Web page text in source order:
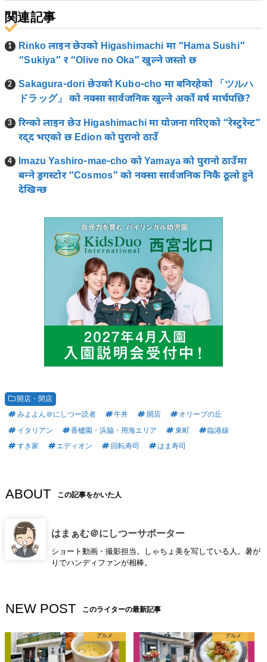
関連記事
Rinko लाइन छेउको Higashimachi मा “Hama Sushi”
“Sukiya” र “Olive no Oka” खुल्ने जस्तो छ
Sakagura-dori छेउको Kubo-cho मा बनिरहेको 「ツルハ
ドラッグ」 को नक्सा सार्वजनिक खुल्ने अर्को वर्ष मार्चपछि?
रिन्को लाइन छेउ Higashimachi मा योजना गरिएको “रेस्टुरेन्ट”
रद्द भएको छ Edion को पुरानो ठाउँ
Imazu Yashiro-mae-cho को Yamaya को पुरानो ठाउँमा
बन्ने ड्रगस्टोर “Cosmos” को नक्सा सार्वजनिक निकै ठूलो हुने
देखिन्छ
開店・閉店
みよよん＠にしつー読者
牛丼 開店
オリーブの丘
イタリアン
香櫨園・浜脇・用海エリア 東町
臨港線
すき家
エディオン 回転寿司 はま寿司
ABOUT この記事をかいた人
はまぁむ＠にしつーサポーター
ショート動画・撮影担当。しゃちょ美を写している人。暑が
りでハンディファンが相棒。
NEW POST このライターの最新記事
グルメ グルメ